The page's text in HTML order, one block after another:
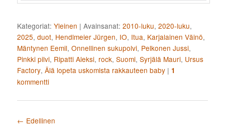
Kategoriat: Yleinen |Avainsanat: 2010-luku,2020-luku,
2025,duot, Hendlmeier Jürgen, IO, Itua, Karjalainen Väinö,
Mäntynen Eemil,Onnellinen sukupolvi, Pelkonen Jussi,
Pinkki pilvi, Ripatti Aleksi, rock,Suomi,Syrjälä Mauri, Ursus
Factory,Älä lopeta uskomista rakkauteen baby | 1
kommentti
Artikkelien selaus
← Edellinen